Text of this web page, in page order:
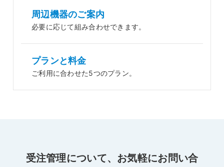
周辺機器のご案内
必要に応じて組み合わせできます。
プランと料金
ご利用に合わせた5つのプラン。
受注管理について、お気軽にお問い合